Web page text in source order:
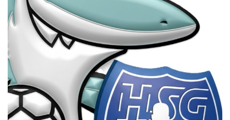
Die SpecialHaie
Trainer
ALLE SPIELE
HAIE TV